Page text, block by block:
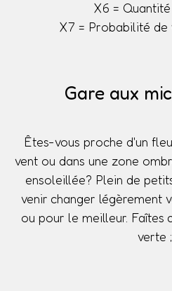
X6 =
X7 = Probabilité de
Gare aux
Êtes-vous proche d'un
vent ou dans une zone
ensoleillée? Plein de
venir changer légèrement
ou pour le meilleur. Faîtes
verte